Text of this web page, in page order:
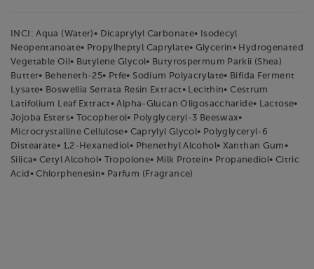
INCI: Aqua (Water)• Dicaprylyl Carbonate• Isodecyl
Neopentanoate• Propylheptyl Caprylate• Glycerin• Hydrogenated
Vegetable Oil• Butylene Glycol• Butyrospermum Parkii (Shea)
Butter• Beheneth-25• Ptfe• Sodium Polyacrylate• Bifida Ferment
Lysate• Boswellia Serrata Resin Extract• Lecithin• Cestrum
Latifolium Leaf Extract• Alpha-Glucan Oligosaccharide• Lactose•
Jojoba Esters• Tocopherol• Polyglyceryl-3 Beeswax•
Microcrystalline Cellulose• Caprylyl Glycol• Polyglyceryl-6
Distearate• 1,2-Hexanediol• Phenethyl Alcohol• Xanthan Gum•
Silica• Cetyl Alcohol• Tropolone• Milk Protein• Propanediol• Citric
Acid• Chlorphenesin• Parfum (Fragrance)